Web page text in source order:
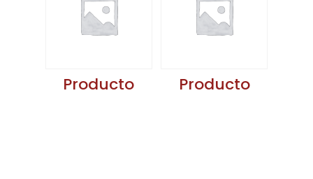
Producto Producto